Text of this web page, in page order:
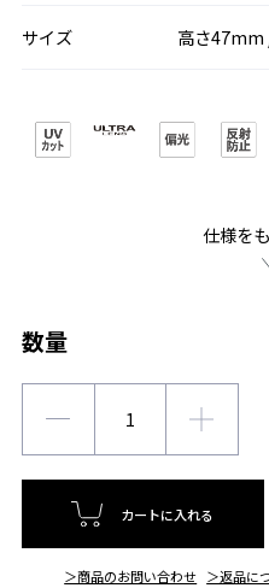
サイズ 高さ
仕様を
数量
カートに入れる
＞商品のお問い合わせ ＞返品に